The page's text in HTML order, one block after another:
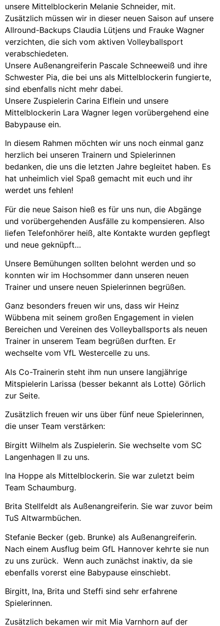
unsere Mittelblockerin Melanie Schneider, mit.
Zusätzlich müssen wir in dieser neuen Saison auf unsere
Allround-Backups Claudia Lütjens und Frauke Wagner
verzichten, die sich vom aktiven Volleyballsport
verabschiedeten.
Unsere Außenangreiferin Pascale Schneeweiß und ihre
Schwester Pia, die bei uns als Mittelblockerin fungierte,
sind ebenfalls nicht mehr dabei.
Unsere Zuspielerin Carina Elflein und unsere
Mittelblockerin Lara Wagner legen vorübergehend eine
Babypause ein.
In diesem Rahmen möchten wir uns noch einmal ganz
herzlich bei unseren Trainern und Spielerinnen
bedanken, die uns die letzten Jahre begleitet haben. Es
hat unheimlich viel Spaß gemacht mit euch und ihr
werdet uns fehlen!
Für die neue Saison hieß es für uns nun, die Abgänge
und vorübergehenden Ausfälle zu kompensieren. Also
liefen Telefonhörer heiß, alte Kontakte wurden gepflegt
und neue geknüpft…
Unsere Bemühungen sollten belohnt werden und so
konnten wir im Hochsommer dann unseren neuen
Trainer und unsere neuen Spielerinnen begrüßen.
Ganz besonders freuen wir uns, dass wir Heinz
Wübbena mit seinem großen Engagement in vielen
Bereichen und Vereinen des Volleyballsports als neuen
Trainer in unserem Team begrüßen durften. Er
wechselte vom VfL Westercelle zu uns.
Als Co-Trainerin steht ihm nun unsere langjährige
Mitspielerin Larissa (besser bekannt als Lotte) Görlich
zur Seite.
Zusätzlich freuen wir uns über fünf neue Spielerinnen,
die unser Team verstärken:
Birgitt Wilhelm als Zuspielerin. Sie wechselte vom SC
Langenhagen II zu uns.
Ina Hoppe als Mittelblockerin. Sie war zuletzt beim
Team Schaumburg.
Brita Stellfeldt als Außenangreiferin. Sie war zuvor beim
TuS Altwarmbüchen.
Stefanie Becker (geb. Brunke) als Außenangreiferin.
Nach einem Ausflug beim GfL Hannover kehrte sie nun
zu uns zurück. Wenn auch zunächst inaktiv, da sie
ebenfalls vorerst eine Babypause einschiebt.
Birgitt, Ina, Brita und Steffi sind sehr erfahrene
Spielerinnen.
Zusätzlich bekamen wir mit Mia Varnhorn auf der